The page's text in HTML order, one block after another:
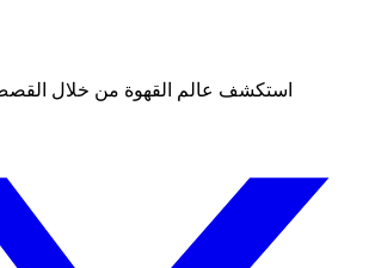
استكشف عالم القهوة من خلال